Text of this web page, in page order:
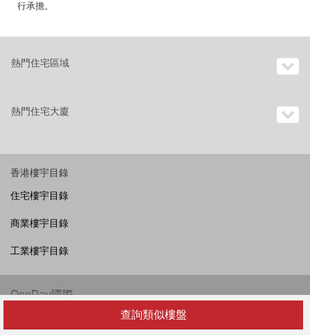
查詢類似樓盤
行承擔。
熱門住宅區域
熱門住宅大廈
香港樓宇目錄
住宅樓宇目錄
商業樓宇目錄
工業樓宇目錄
OneDay國際